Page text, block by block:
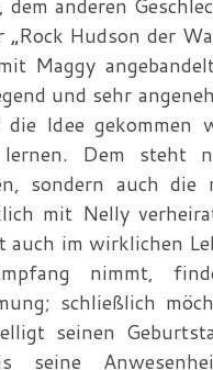
„Rock Hudson der
Maggy
und sehr
Idee gekommen
Dem steht
sondern auch die
mit Nelly
auch im wirklichen
nimmt,
schließlich
seinen
seine